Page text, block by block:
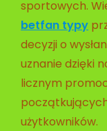
sportowych.
betfan typy
decyzji o
uznanie dzięki
licznym
użytkowników.